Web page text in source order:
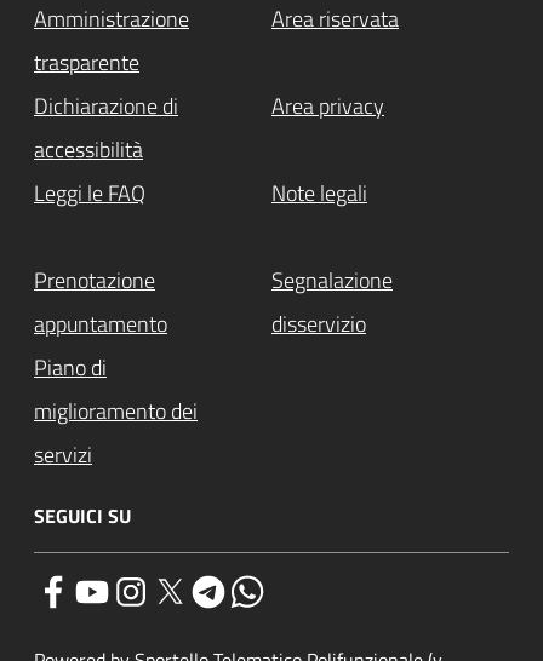
Amministrazione
trasparente
Area riservata
Dichiarazione di
accessibilità
Area privacy
Leggi le FAQ Note legali
Prenotazione
appuntamento
Segnalazione
disservizio
Piano di
miglioramento dei
servizi
SEGUICI SU